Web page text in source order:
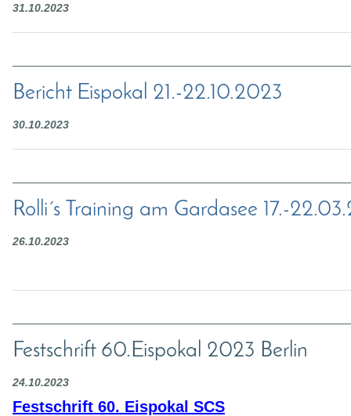
31.10.2023
Bericht Eispokal 21.-22.10.2023
30.10.2023
Rolli´s Training am Gardasee 17.-
26.10.2023
Festschrift 60.Eispokal 2023 Berlin
24.10.2023
Festschrift 60. Eispokal SCS